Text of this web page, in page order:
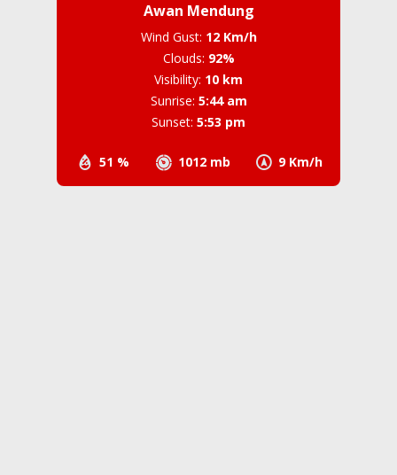
Awan Mendung
51 % 1012 mb 9 Km/h
Wind Gust: 12 Km/h
Clouds: 92%
Visibility: 10 km
Sunrise: 5:44 am
Sunset: 5:53 pm